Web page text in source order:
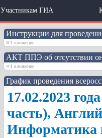
Участникам ГИА
Инструкции для
»1 вложение
АКТ ППЭ об отсутствии
»1 вложение
График проведения
17.02.2023
часть),